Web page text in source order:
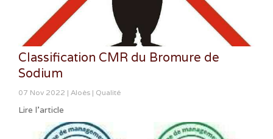
Classification CMR du Bromure de
Sodium
07 Nov 2022 Aloès Qualité
Lire l'article